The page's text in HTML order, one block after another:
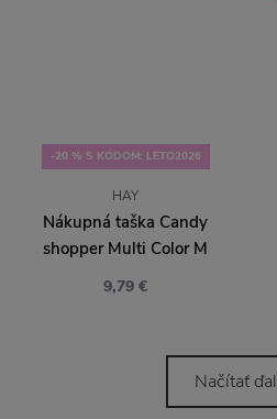
-20 % S KÓDOM: LETO2026
HAY
Nákupná taška Candy
shopper Multi Color M
9,79 €
Načítať